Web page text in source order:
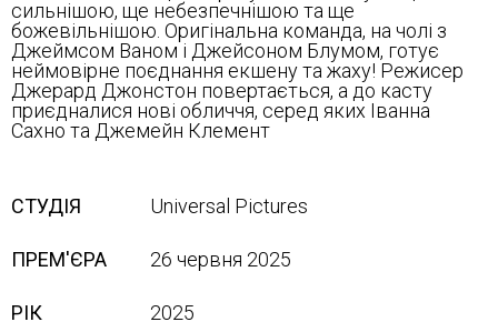
сильнішою, ще небезпечнішою та ще
божевільнішою. Оригінальна команда, на чолі з
Джеймсом Ваном і Джейсоном Блумом, готує
неймовірне поєднання екшену та жаху! Режисер
Джерард Джонстон повертається, а до касту
приєдналися нові обличчя, серед яких Іванна
Сахно та Джемейн Клемент
СТУДІЯ Universal Pictures
ПРЕМ'ЄРА 26 червня 2025
РІК 2025